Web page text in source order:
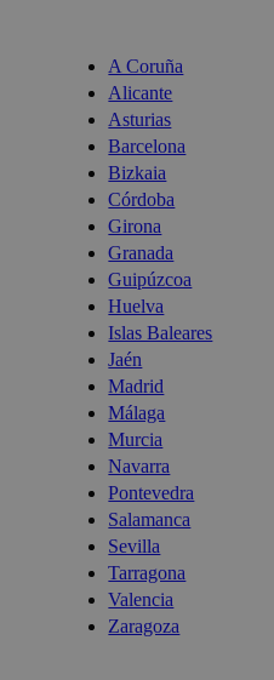
A Coruña
Alicante
Asturias
Barcelona
Bizkaia
Córdoba
Girona
Granada
Guipúzcoa
Huelva
Islas Baleares
Jaén
Madrid
Málaga
Murcia
Navarra
Pontevedra
Salamanca
Sevilla
Tarragona
Valencia
Zaragoza